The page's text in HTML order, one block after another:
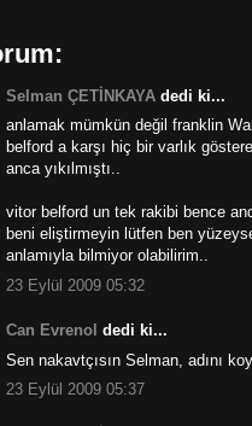
Selman ÇETİNKAYA dedi ki...
anlamak mümkün değil franklin
belford a karşı hiç bir varlık
anca yıkılmıştı..
vitor belford un tek rakibi bence
beni eliştirmeyin lütfen ben
anlamıyla bilmiyor olabilirim..
23 Eylül 2009 05:32
Can Evrenol dedi ki...
Sen nakavtçısın Selman, adını
23 Eylül 2009 05:37